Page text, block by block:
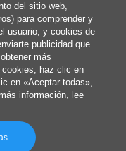
del sitio web,
para comprender y
usuario, y cookies de
publicidad que
más
cookies, haz clic en
en «Aceptar todas»,
información, lee